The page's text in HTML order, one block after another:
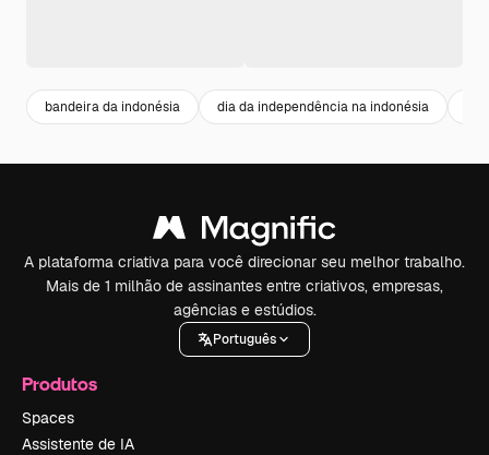
bandeira da indonésia dia da independência na indonésia
A plataforma criativa para você direcionar seu melhor trabalho.
Mais de 1 milhão de assinantes entre criativos, empresas,
agências e estúdios.
Português
Produtos
Spaces
Assistente de IA